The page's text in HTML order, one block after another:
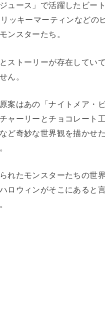
ュース」で活躍したビー
ッキーマーティンなどの
ンスターたち。
ストーリーが存在してい
ん。
案はあの「ナイトメア・
ャーリーとチョコレート
ど奇妙な世界観を描かせ
れたモンスターたちの世
ロウィンがそこにあると